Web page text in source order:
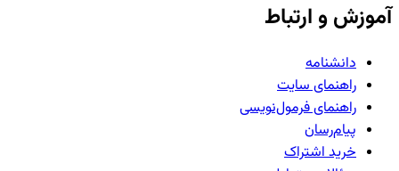
آموزش و ارتباط
دانشنامه
راهنمای سایت
راهنمای فرمول‌نویسی
پیام‌رسان
خرید اشتراک